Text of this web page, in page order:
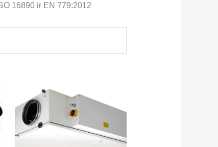
16890 ir EN 779:2012